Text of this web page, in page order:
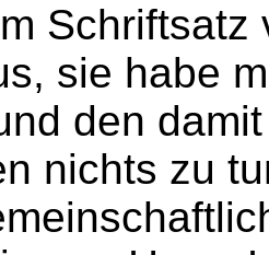
sie habe
den
nichts zu